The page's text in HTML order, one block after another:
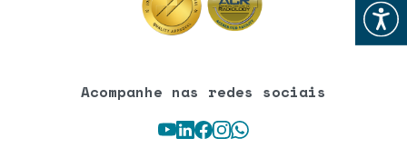
Abrir
Acompanhe nas redes sociais
Youtube
LinkedIn
Facebook
Instagram
WhatsApp